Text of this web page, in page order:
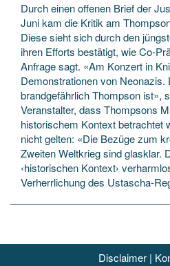
Durch einen offenen Brief der
Juni kam die Kritik am
Diese sieht sich durch den
ihren Efforts bestätigt, wie Co-
Anfrage sagt. «Am Konzert in
Demonstrationen von Neonazis.
brandgefährlich Thompson ist»,
Veranstalter, dass Thompsons
historischem Kontext betrachtet
nicht gelten: «Die Bezüge zum
Zweiten Weltkrieg sind glasklar.
‹historischen Kontext›
Verherrlichung des Ustascha-
Disclaimer |